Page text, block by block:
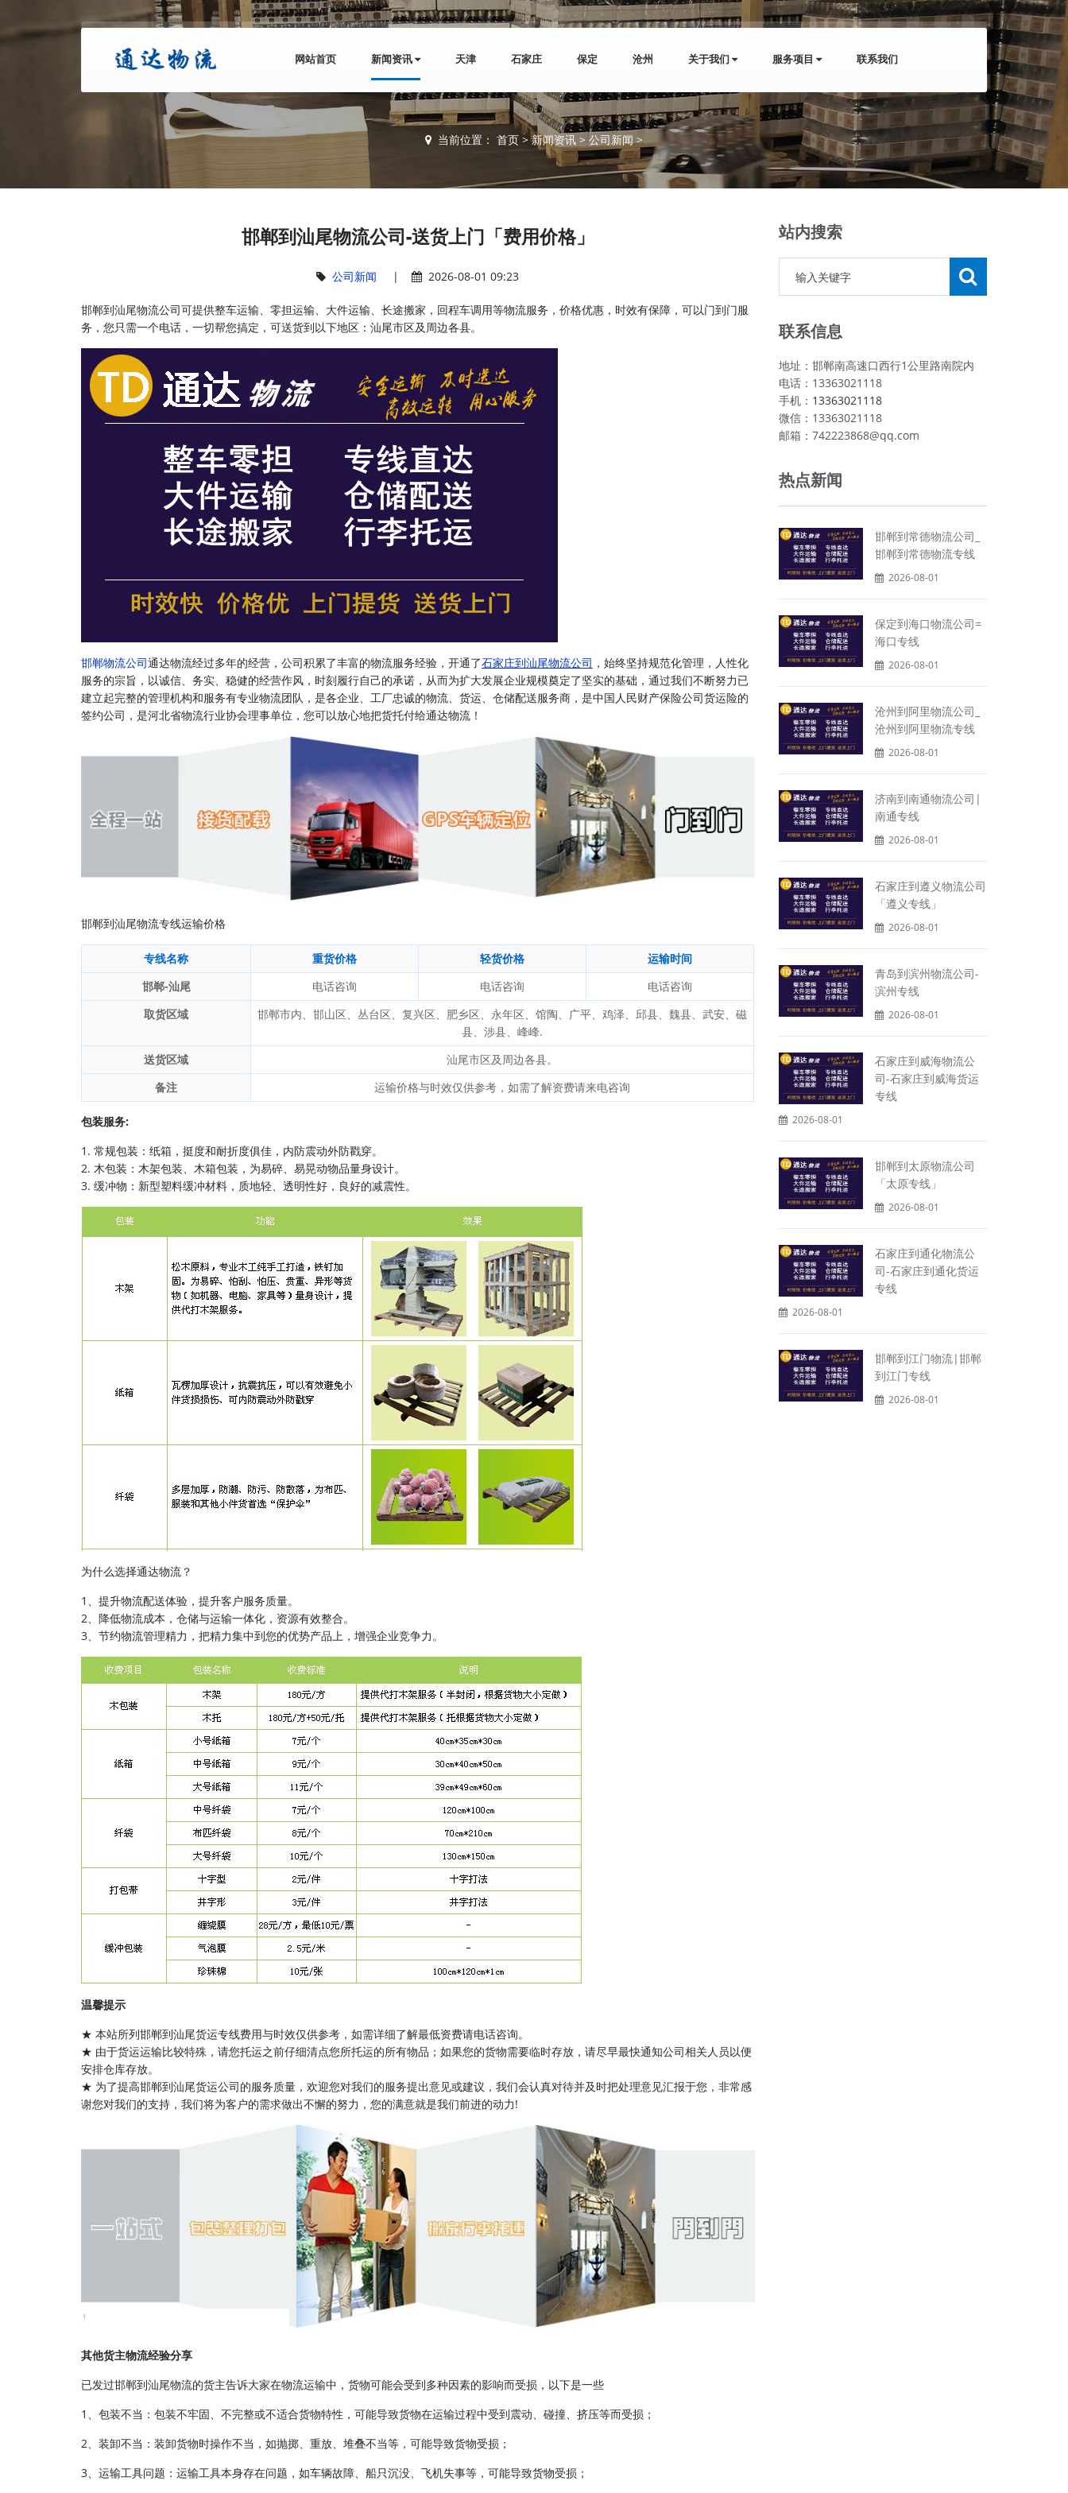
网站首页 新闻资讯 天津 石家庄 保定 沧州 关于我们 服务项目 联系我们
当前位置： 首页 >新闻资讯 > 公司新闻>
邯郸到汕尾物流公司-送货上门「费用价格」
公司新闻 | 2026-08-01 09:23
邯郸到汕尾物流公司可提供整车运输、零担运输、大件运输、长途搬家，回程车调用等物流服务，价格优惠，时效有保障，可以门到门服
务，您只需一个电话，一切帮您搞定，可送货到以下地区：汕尾市区及周边各县。
邯郸物流公司通达物流经过多年的经营，公司积累了丰富的物流服务经验，开通了石家庄到汕尾物流公司 ，始终坚持规范化管理，人性化
服务的宗旨，以诚信、务实、稳健的经营作风，时刻履行自己的承诺，从而为扩大发展企业规模奠定了坚实的基础，通过我们不断努力已
建立起完整的管理机构和服务有专业物流团队，是各企业、工厂忠诚的物流、货运、仓储配送服务商，是中国人民财产保险公司货运险的
签约公司，是河北省物流行业协会理事单位，您可以放心地把货托付给通达物流！
邯郸到汕尾物流专线运输价格
专线名称 重货价格 轻货价格
运输时间
邯郸-汕尾
电话咨询 电话咨询
电话咨询
取货区域
邯郸市内、邯山区、丛台区、复兴区、肥乡区、永年区、馆陶、广平、鸡泽、邱县、魏县、武安、磁
县、涉县、峰峰.
送货区域
汕尾市区及周边各县。
备注
运输价格与时效仅供参考，如需了解资费请来电咨询
包装服务:
1. 常规包装：纸箱，挺度和耐折度俱佳，内防震动外防戳穿。
2. 木包装：木架包装、木箱包装，为易碎、易晃动物品量身设计。
3. 缓冲物：新型塑料缓冲材料，质地轻、透明性好，良好的减震性。
为什么选择通达物流？
1、提升物流配送体验，提升客户服务质量。
2、降低物流成本，仓储与运输一体化，资源有效整合。
3、节约物流管理精力，把精力集中到您的优势产品上，增强企业竞争力。
温馨提示
★ 本站所列邯郸到汕尾货运专线费用与时效仅供参考，如需详细了解最低资费请电话咨询。
★ 由于货运运输比较特殊，请您托运之前仔细清点您所托运的所有物品；如果您的货物需要临时存放，请尽早最快通知公司相关人员以便
安排仓库存放。
★ 为了提高邯郸到汕尾货运公司的服务质量，欢迎您对我们的服务提出意见或建议，我们会认真对待并及时把处理意见汇报于您，非常感
谢您对我们的支持，我们将为客户的需求做出不懈的努力，您的满意就是我们前进的动力!
其他货主物流经验分享
已发过邯郸到汕尾物流的货主告诉大家在物流运输中，货物可能会受到多种因素的影响而受损，以下是一些
1、包装不当：包装不牢固、不完整或不适合货物特性，可能导致货物在运输过程中受到震动、碰撞、挤压等而受损；
2、装卸不当：装卸货物时操作不当，如抛掷、重放、堆叠不当等，可能导致货物受损；
3、运输工具问题：运输工具本身存在问题，如车辆故障、船只沉没、飞机失事等，可能导致货物受损；
站内搜索
联系信息
地址：邯郸南高速口西行1公里路南院内
电话：13363021118
手机： 13363021118
微信：13363021118
邮箱：742223868@qq.com
热点新闻
邯郸到常德物流公司_
邯郸到常德物流专线
2026-08-01
保定到海口物流公司=
海口专线
2026-08-01
沧州到阿里物流公司_
沧州到阿里物流专线
2026-08-01
济南到南通物流公司|
南通专线
2026-08-01
石家庄到遵义物流公司
「遵义专线」
2026-08-01
青岛到滨州物流公司-
滨州专线
2026-08-01
石家庄到威海物流公
司-石家庄到威海货运
专线
2026-08-01
邯郸到太原物流公司
「太原专线」
2026-08-01
石家庄到通化物流公
司-石家庄到通化货运
专线
2026-08-01
邯郸到江门物流|邯郸
到江门专线
2026-08-01